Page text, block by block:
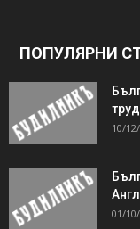
ПОПУЛЯРНИ
10/
01/